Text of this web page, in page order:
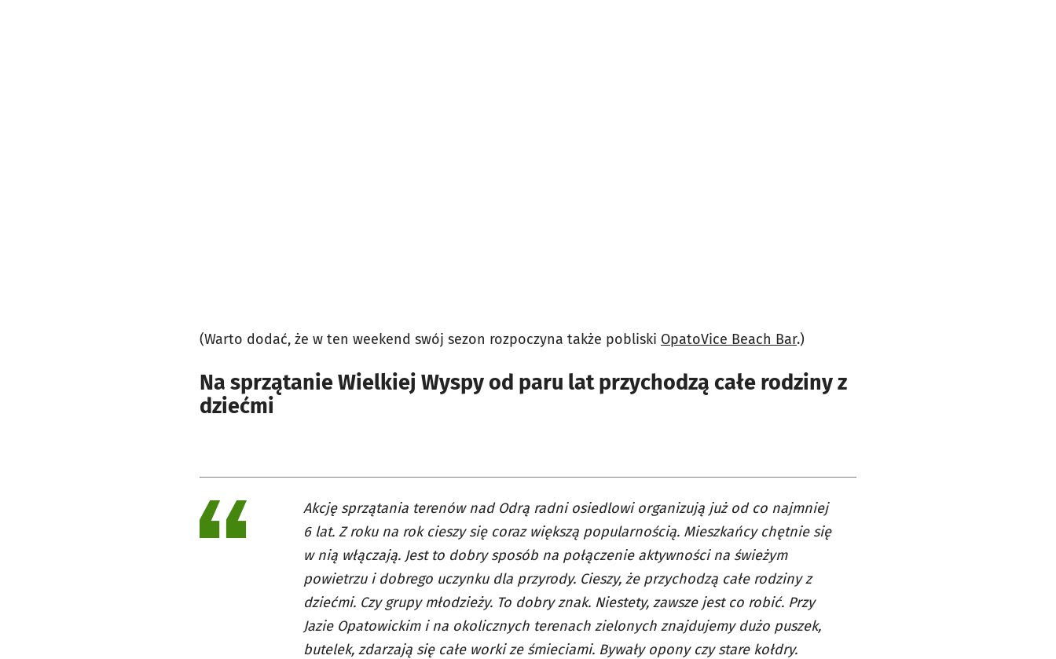
(Warto dodać, że w ten weekend swój sezon rozpoczyna także pobliski OpatoVice Beach Bar.)
Na sprzątanie Wielkiej Wyspy od paru lat przychodzą całe rodziny z
dziećmi
Akcję sprzątania terenów nad Odrą radni osiedlowi organizują już od co najmniej
6 lat. Z roku na rok cieszy się coraz większą popularnością. Mieszkańcy chętnie się
w nią włączają. Jest to dobry sposób na połączenie aktywności na świeżym
powietrzu i dobrego uczynku dla przyrody. Cieszy, że przychodzą całe rodziny z
dziećmi. Czy grupy młodzieży. To dobry znak. Niestety, zawsze jest co robić. Przy
Jazie Opatowickim i na okolicznych terenach zielonych znajdujemy dużo puszek,
butelek, zdarzają się całe worki ze śmieciami. Bywały opony czy stare kołdry.